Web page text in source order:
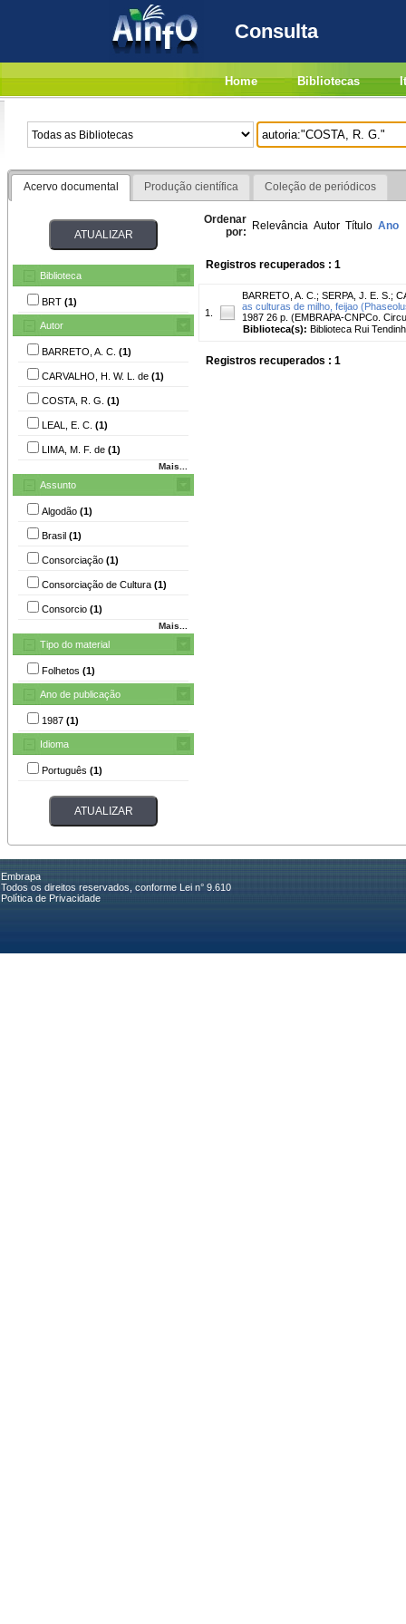
Consulta
Home Bibliotecas
Acervo documental Produção científica Coleção de periódicos
Biblioteca
BRT (1)
Autor
BARRETO, A. C. (1)
CARVALHO, H. W. L. de (1)
COSTA, R. G. (1)
LEAL, E. C. (1)
LIMA, M. F. de (1)
Mais...
Assunto
Algodão (1)
Brasil (1)
Consorciação (1)
Consorciação de Cultura (1)
Consorcio (1)
Mais...
Tipo do material
Folhetos (1)
Ano de publicação
1987 (1)
Idioma
Português (1)
Ordenar
por: Relevância Autor Título Ano
Registros recuperados : 1
1.
BARRETO, A. C. ; SERPA, J. E. S. ;
as culturas de milho, feijao
1987 26 p. (EMBRAPA-CNPCo.
Biblioteca(s): Biblioteca Rui
Registros recuperados : 1
Embrapa
Todos os direitos reservados, conforme Lei n° 9.610
Política de Privacidade